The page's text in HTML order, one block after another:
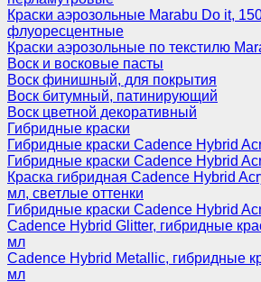
Краски аэрозольные Marabu Do it,
флуоресцентные
Краски аэрозольные по текстилю
Воск и восковые пасты
Воск финишный, для покрытия
Воск битумный, патинирующий
Воск цветной декоративный
Гибридные краски
Гибридные краски Cadence Hybrid
Гибридные краски Cadence Hybrid
Краска гибридная Cadence Hybrid
мл, светлые оттенки
Гибридные краски Cadence Hybrid
Cadence Hybrid Glitter, гибридные
мл
Cadence Hybrid Metallic, гибридные
мл